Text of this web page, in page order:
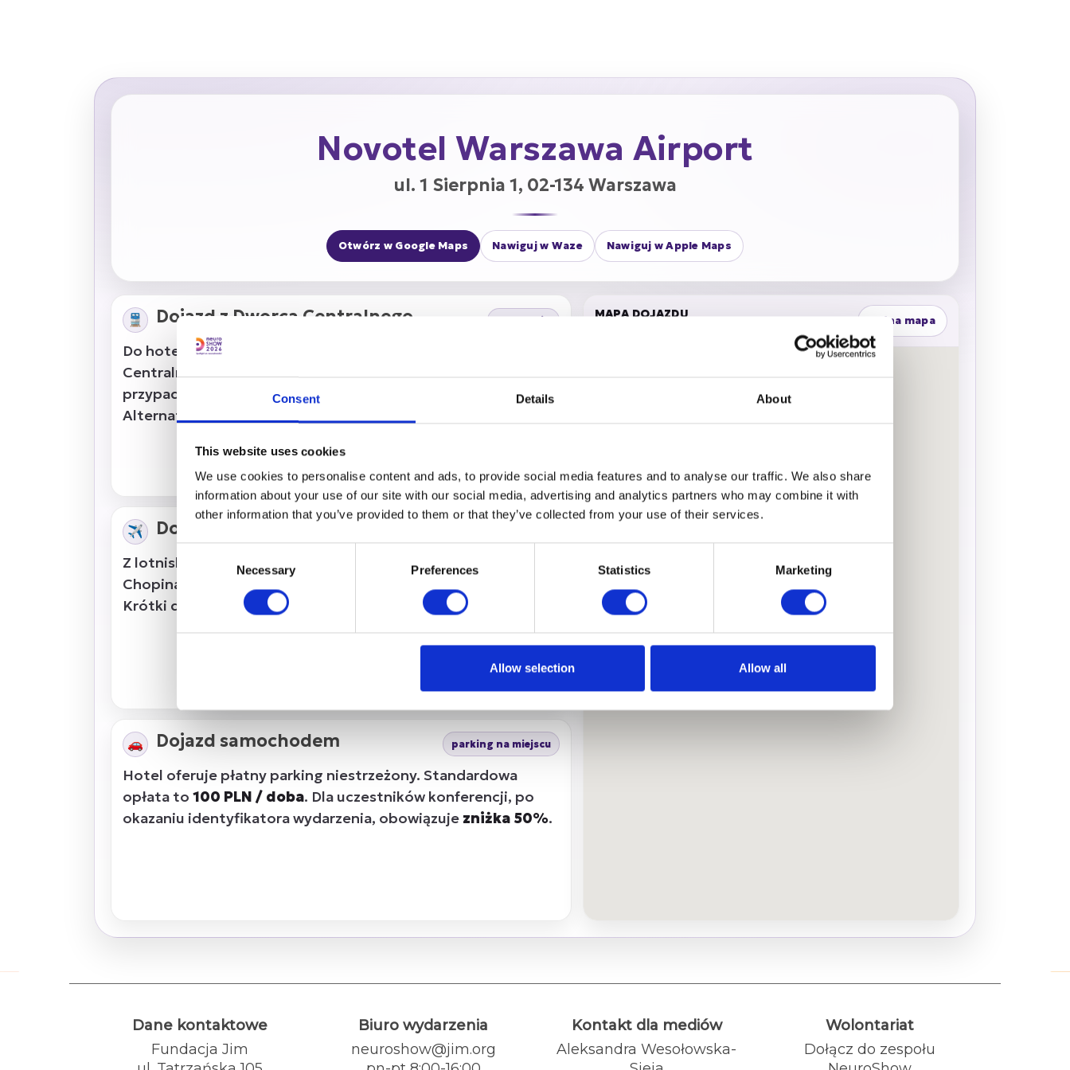
Consent Details About
This website uses cookies
We use cookies to personalise content and ads, to provide social media features and to analyse our traffic. We also share
information about your use of our site with our social media, advertising and analytics partners who may combine it with
other information that you’ve provided to them or that they’ve collected from your use of their services.
Selection
Necessary Preferences Statistics Marketing
Allow selection Allow all
Novotel Warszawa Airport
ul. 1 Sierpnia 1, 02-134 Warszawa
Otwórz w Google Maps Nawiguj w Waze Nawiguj w Apple Maps
🚆 Dojazd z Dworca Centralnego ok. 30 min
Do hotelu dojedziesz autobusami
Centralny 29) oraz175(przystanek Centrum 06). W obu
przypadkach najlepiej wysiąść na przystanku
.
Alternatywnie: TAXI.
✈️ Dojazd z Lotniska Chopina
Z lotniska kursują autobusy
(przystanek Lotnisko
Chopina - Przyloty 02), które zatrzymują się w pobliżu hotelu.
Krótki dojazd zapewnia również TAXI.
🚗 Dojazd samochodem parking na miejscu
Hotel oferuje płatny parking niestrzeżony. Standardowa
opłata to 100 PLN / doba. Dla uczestników konferencji, po
okazaniu identyfikatora wydarzenia, obowiązuje zniżka 50%.
MAPA DOJAZDU Pełna mapa
Dane kontaktowe
Fundacja Jim
Biuro wydarzenia
neuroshow@jim.org
Kontakt dla mediów
Aleksandra Wesołowska-
Wolontariat
Dołącz do zespołu